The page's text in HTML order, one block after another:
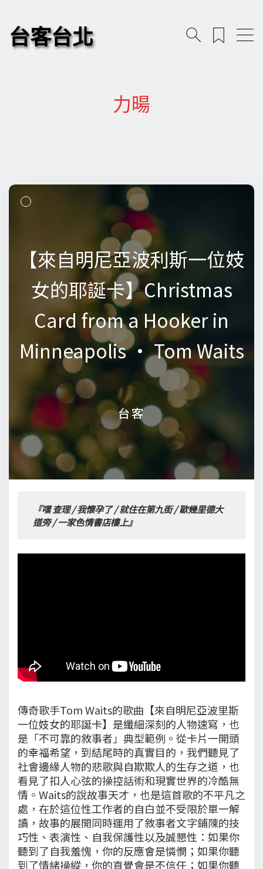
台客台北
力暘
【來自明尼亞波利斯一位妓
女的耶誕卡】Christmas
Card from a Hooker in
Minneapolis • Tom Waits
台客
【來自明尼亞波利斯一位妓
女的耶誕卡】Christmas
Card from a Hooker in
Minneapolis • Tom Waits
台客
『嘿 查理 / 我懷孕了 / 就住在第九街 / 歐幾里德大
道旁 / 一家色情書店樓上』
傳奇歌手Tom Waits的歌曲【來自明尼亞波里斯
一位妓女的耶誕卡】是纖細深刻的人物速寫，也
是「不可靠的敘事者」典型範例。從卡片一開頭
的幸福希望，到結尾時的真實目的，我們聽見了
社會邊緣人物的悲歌與自欺欺人的生存之道，也
看見了扣人心弦的操控話術和現實世界的冷酷無
情。Waits的說故事天才，也是這首歌的不平凡之
處，在於這位性工作者的自白並不受限於單一解
讀，故事的展開同時運用了敘事者文字鋪陳的技
巧性、表演性、自我保護性以及誠懇性：如果你
聽到了自我羞愧，你的反應會是憐憫；如果你聽
到了情緒操縱，你的直覺會是不信任；如果你聽